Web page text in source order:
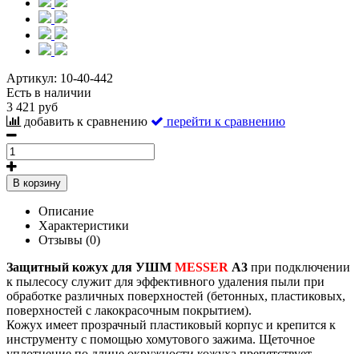
Артикул: 10-40-442
Есть в наличии
3 421 руб
добавить к сравнению
перейти к сравнению
В корзину
Описание
Характеристики
Отзывы (0)
Защитный кожух для УШМ MESSER А3 при подключении
к пылесосу служит для эффективного удаления пыли при
обработке различных поверхностей (бетонных, пластиковых,
поверхностей с лакокрасочным покрытием).
Кожух имеет прозрачный пластиковый корпус и крепится к
инструменту с помощью хомутового зажима. Щеточное